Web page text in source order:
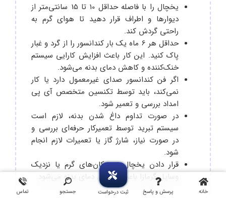
خانه پرسش و پاسخ ثبت درخواست جستجو تماس
یخچال را با فاصله حداقل 10 تا 15 سانتی‌متر از
دیوارها و اطراف قرار دهید تا هوای گرم به
راحتی گردش کند.
حداقل هر 6 ماه یک بار کندانسور را از گرد و غبار
پاک کنید. این کار باعث افزایش کارایی سیستم
خنک‌کننده و کاهش دمای بدنه می‌شود.
اگر فن کندانسور صدای غیرمعمول دارد یا کار
نمی‌کند، باید توسط تکنسین متخصص آی پی
امداد بررسی و تعمیر شود.
در صورت تداوم داغ شدن بدنه، لازم است
سیستم تبرید توسط تعمیرکار حرفه‌ای بررسی و
در صورت نیاز، شارژ گاز یا تعمیرات لازم انجام
شود.
قرار دادن یخچال در مکان‌های گرم یا نزدیک
وسایل گرمازا باعث افزایش دمای بدنه می‌شود.